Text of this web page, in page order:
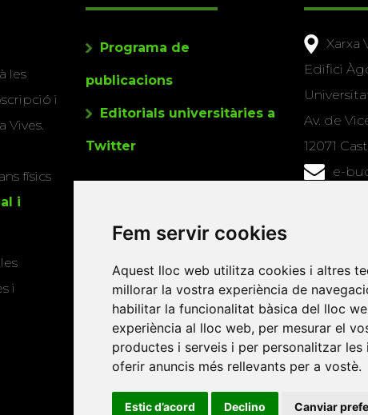
Fem servir cookies
Aquest lloc web utilitza cookies i altres
millorar la vostra experiència de
habilitar la funcionalitat bàsica del lloc
experiència al lloc web, per mesurar el
productes i serveis i per personalitzar
oferir anuncis més rellevants per a vostè.
Estic d’acord Declino Canviar
les
i
Vives.
físics
i
i
Programa de
publicacions
Editorials universitàries a
Twitter
Xarxa
Edifici
Av. de
12071
e-
de